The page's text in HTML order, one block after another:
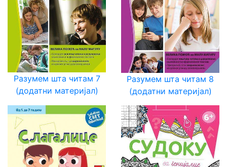
Разумем шта читам 7
(додатни материјал)
Разумем шта читам 8
(додатни материјал)